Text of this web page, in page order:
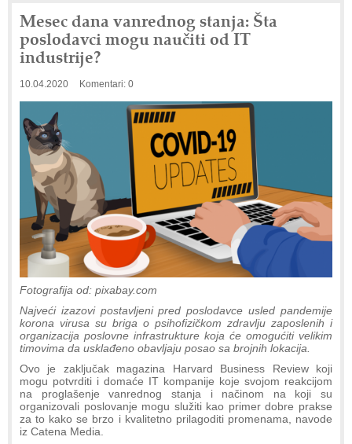
Mesec dana vanrednog stanja: Šta
poslodavci mogu naučiti od IT
industrije?
10.04.2020 Komentari: 0
Fotografija od: pixabay.com
Najveći izazovi postavljeni pred poslodavce usled pandemije
korona virusa su briga o psihofizičkom zdravlju zaposlenih i
organizacija poslovne infrastrukture koja će omogućiti velikim
timovima da usklađeno obavljaju posao sa brojnih lokacija.
Ovo je zaključak magazina Harvard Business Review koji
mogu potvrditi i domaće IT kompanije koje svojom reakcijom
na proglašenje vanrednog stanja i načinom na koji su
organizovali poslovanje mogu služiti kao primer dobre prakse
za to kako se brzo i kvalitetno prilagoditi promenama, navode
iz Catena Media.